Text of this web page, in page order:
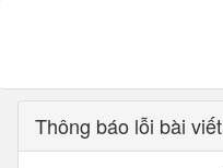
Thông báo lỗi bài viết